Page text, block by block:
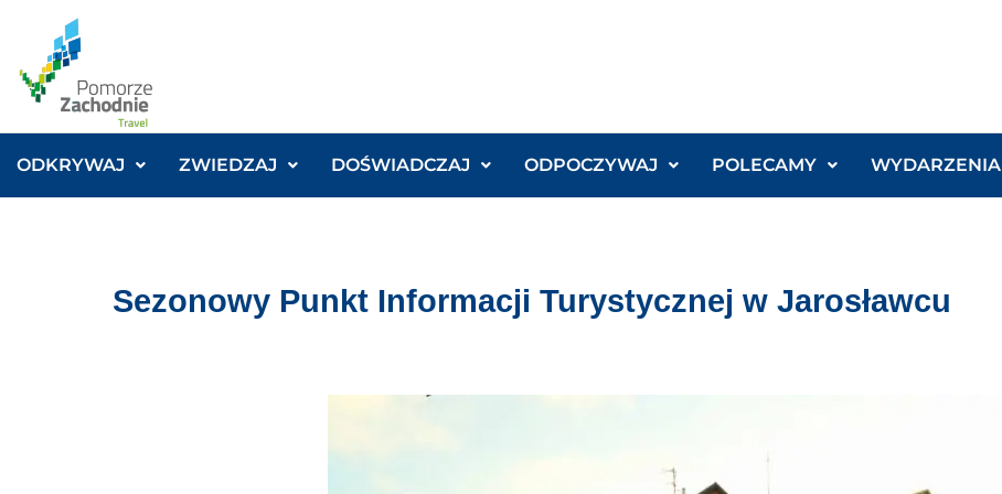
ODKRYWAJ ZWIEDZAJ DOŚWIADCZAJ ODPOCZYWAJ POLECAMY WYDARZENIA
Sezonowy Punkt Informacji Turystycznej w Jarosławcu